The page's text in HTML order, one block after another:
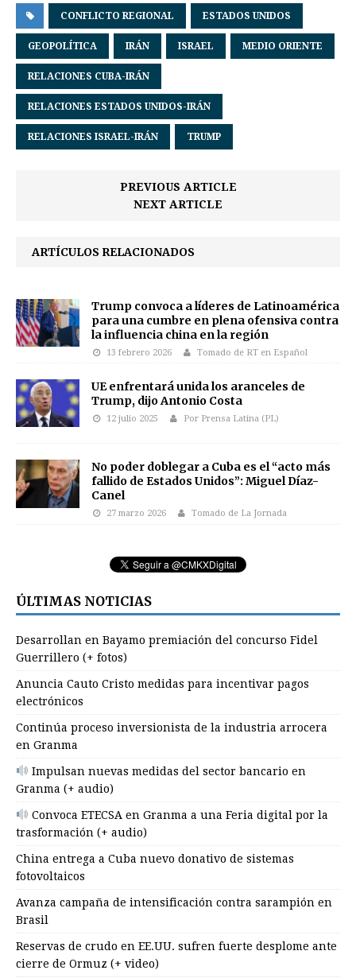
CONFLICTO REGIONAL ESTADOS UNIDOS
GEOPOLÍTICA IRÁN ISRAEL MEDIO ORIENTE
RELACIONES CUBA-IRÁN
RELACIONES ESTADOS UNIDOS-IRÁN
RELACIONES ISRAEL-IRÁN TRUMP
PREVIOUS ARTICLE
NEXT ARTICLE
ARTÍCULOS RELACIONADOS
Trump convoca a líderes de Latinoamérica
para una cumbre en plena ofensiva contra
la influencia china en la región
13 febrero 2026 Tomado de RT en Español
UE enfrentará unida los aranceles de
Trump, dijo Antonio Costa
12 julio 2025 Por Prensa Latina (PL)
No poder doblegar a Cuba es el “acto más
fallido de Estados Unidos”: Miguel Díaz-
Canel
27 marzo 2026 Tomado de La Jornada
ÚLTIMAS NOTICIAS
Desarrollan en Bayamo premiación del concurso Fidel
Guerrillero (+ fotos)
Anuncia Cauto Cristo medidas para incentivar pagos
electrónicos
Continúa proceso inversionista de la industria arrocera
en Granma
Impulsan nuevas medidas del sector bancario en
Granma (+ audio)
Convoca ETECSA en Granma a una Feria digital por la
trasformación (+ audio)
China entrega a Cuba nuevo donativo de sistemas
fotovoltaicos
Avanza campaña de intensificación contra sarampión en
Brasil
Reservas de crudo en EE.UU. sufren fuerte desplome ante
cierre de Ormuz (+ video)